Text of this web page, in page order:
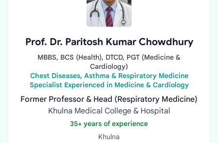
Prof. Dr. Paritosh Kumar Chowdhury
MBBS, BCS (Health), DTCD, PGT (Medicine &
Cardiology)
Chest Diseases, Asthma & Respiratory Medicine
Specialist Experienced in Medicine & Cardiology
Former Professor & Head (Respiratory Medicine)
Khulna Medical College & Hospital
35+ years of experience
Khulna